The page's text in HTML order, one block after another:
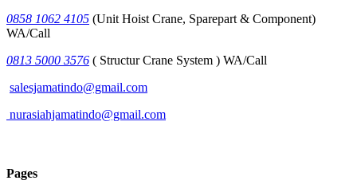
0858 1062 4105 (Unit Hoist Crane, Sparepart & Component)
WA/Call
0813 5000 3576 ( Structur Crane System ) WA/Call
salesjamatindo@gmail.com
nurasiahjamatindo@gmail.com
Pages